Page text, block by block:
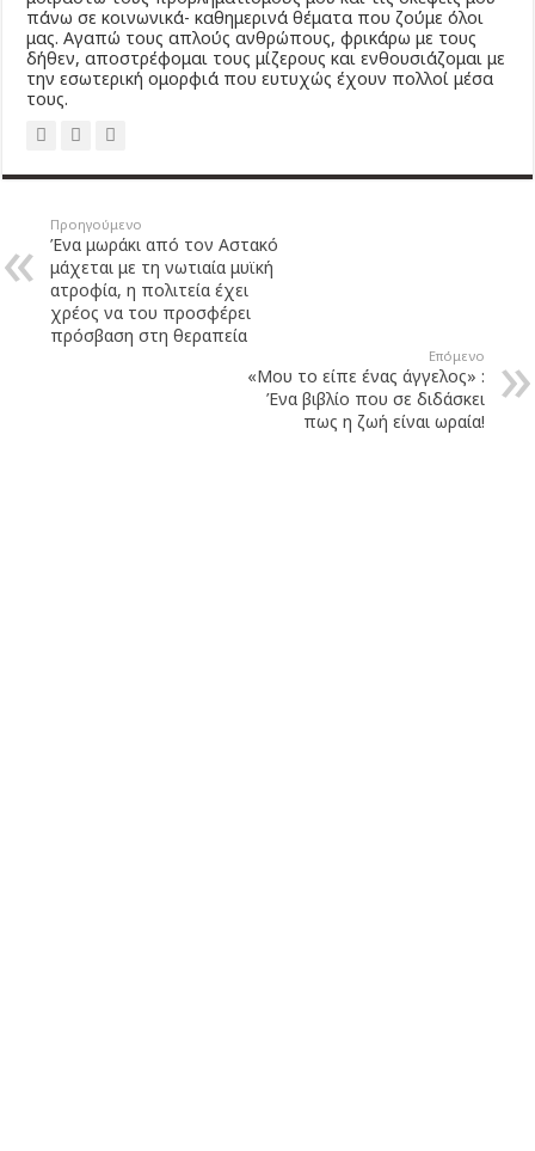
πάνω σε κοινωνικά- καθημερινά θέματα που ζούμε όλοι
μας. Αγαπώ τους απλούς ανθρώπους, φρικάρω με τους
δήθεν, αποστρέφομαι τους μίζερους και ενθουσιάζομαι με
την εσωτερική ομορφιά που ευτυχώς έχουν πολλοί μέσα
τους.
Προηγούμενο
Ένα μωράκι από τον Αστακό
μάχεται με τη νωτιαία μυϊκή
ατροφία, η πολιτεία έχει
χρέος να του προσφέρει
πρόσβαση στη θεραπεία
Επόμενο
«Μου το είπε ένας άγγελος» :
Ένα βιβλίο που σε διδάσκει
πως η ζωή είναι ωραία!